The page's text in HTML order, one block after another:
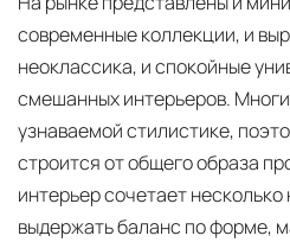
современные коллекции, и
неоклассика, и спокойные
смешанных интерьеров.
узнаваемой стилистике,
строится от общего образа
интерьер сочетает
выдержать баланс по форме,